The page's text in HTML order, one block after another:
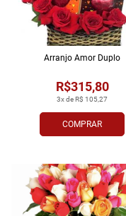
COMPRAR
3x de R$ 105,27
R$315,80
Arranjo Amor Duplo